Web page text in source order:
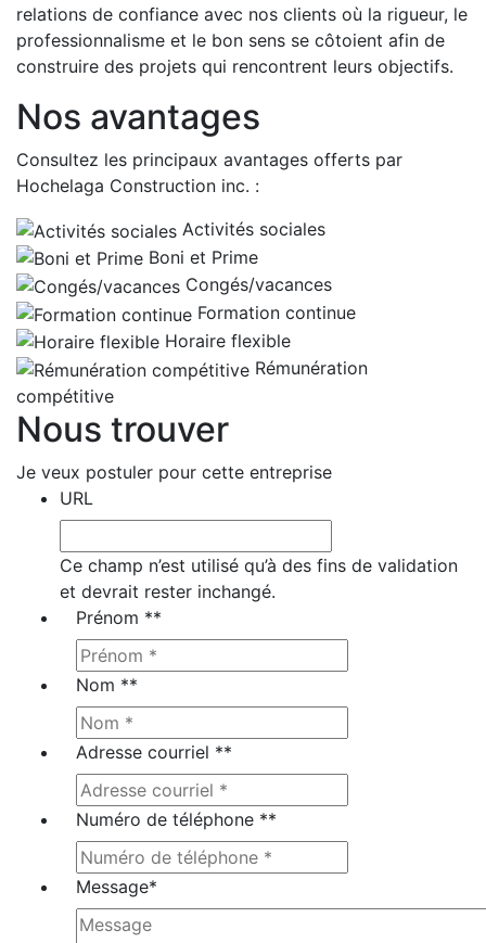
relations de confiance avec nos clients où la rigueur, le
professionnalisme et le bon sens se côtoient afin de
construire des projets qui rencontrent leurs objectifs.
Nos avantages
Consultez les principaux avantages offerts par
Hochelaga Construction inc. :
Activités sociales
Boni et Prime
Congés/vacances
Formation continue
Horaire flexible
Rémunération
compétitive
Nous trouver
Je veux postuler pour cette entreprise
URL
Ce champ n’est utilisé qu’à des fins de validation
et devrait rester inchangé.
Prénom **
Nom **
Adresse courriel **
Numéro de téléphone **
Message*